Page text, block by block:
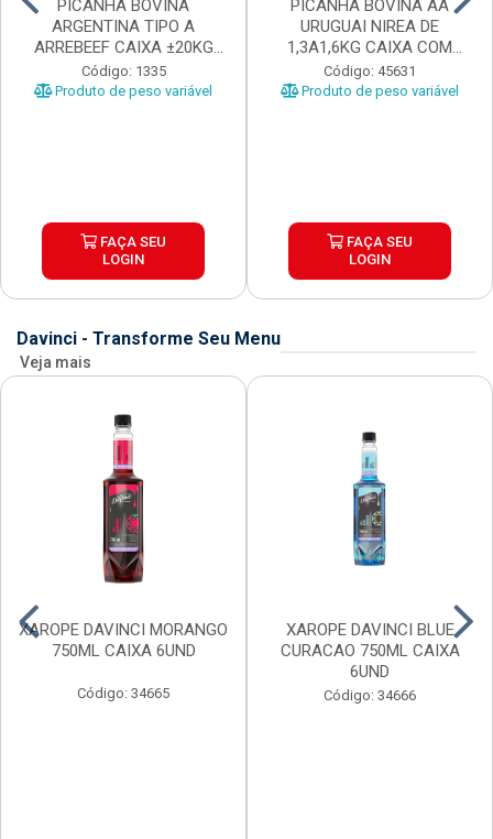
PICANHA BOVINA
ARGENTINA TIPO A
ARREBEEF CAIXA ±20KG
PEÇAS 1...
Código: 1335
Produto de peso variável
FAÇA SEU
LOGIN
PICANHA BOVINA AA
URUGUAI NIREA DE
1,3A1,6KG CAIXA COM
±15KG
Código: 45631
Produto de peso variável
FAÇA SEU
LOGIN
Davinci - Transforme Seu Menu
Veja mais
XAROPE DAVINCI MORANGO
750ML CAIXA 6UND
Código: 34665
XAROPE DAVINCI BLUE
CURACAO 750ML CAIXA
6UND
Código: 34666